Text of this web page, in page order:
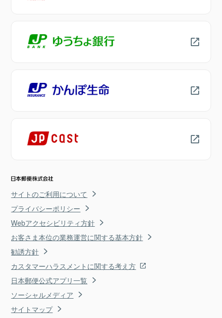
サイトのご利用について
プライバシーポリシー
Webアクセシビリティ方針
お客さま本位の業務運営に関する基本方針
勧誘方針
カスタマーハラスメントに関する考え方
日本郵便公式アプリ一覧
ソーシャルメディア
サイトマップ